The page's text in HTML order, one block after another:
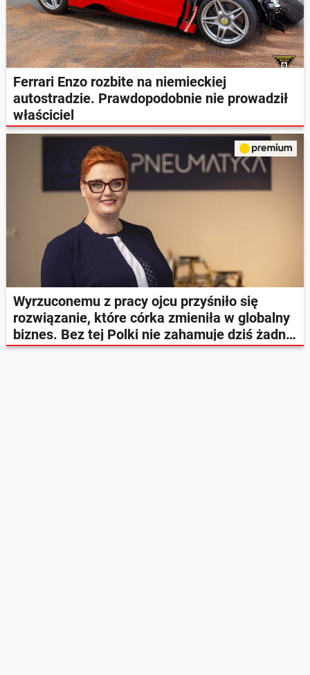
Ferrari Enzo rozbite na niemieckiej
autostradzie. Prawdopodobnie nie prowadził
właściciel
Wyrzuconemu z pracy ojcu przyśniło się
rozwiązanie, które córka zmieniła w globalny
biznes. Bez tej Polki nie zahamuje dziś żadna
ciężarówka na świecie